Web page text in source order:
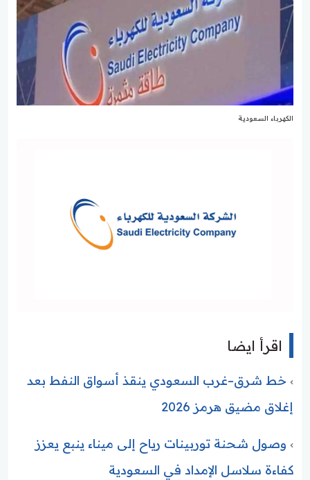
الكهرباء السعودية
اقرأ ايضا
خط شرق–غرب السعودي ينقذ أسواق النفط بعد
إغلاق مضيق هرمز 2026
وصول شحنة توربينات رياح إلى ميناء ينبع يعزز
كفاءة سلاسل الإمداد في السعودية